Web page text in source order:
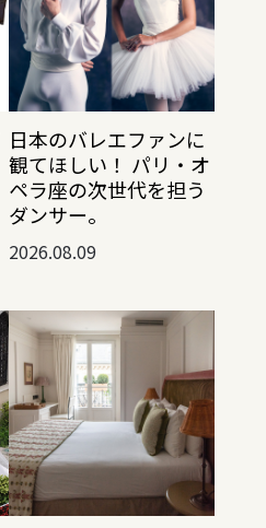
日本のバレエファンに
観てほしい！ パリ・オ
ペラ座の次世代を担う
ダンサー。
2026.08.09